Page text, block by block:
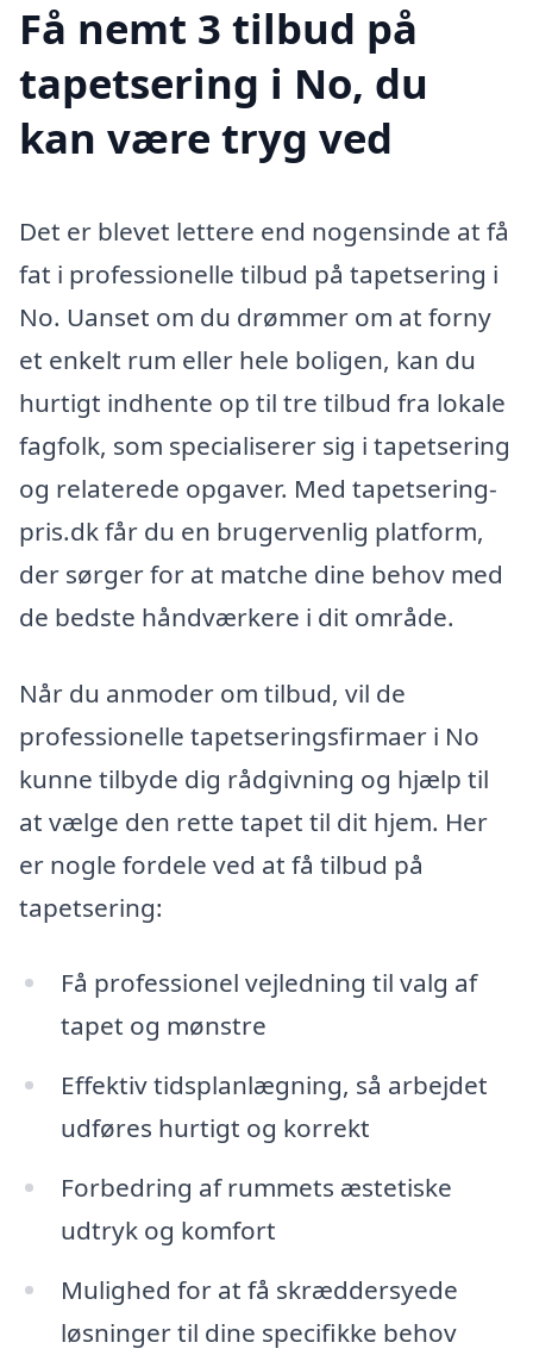
Få nemt 3 tilbud på
tapetsering i No, du
kan være tryg ved
Det er blevet lettere end nogensinde at få
fat i professionelle tilbud på tapetsering i
No. Uanset om du drømmer om at forny
et enkelt rum eller hele boligen, kan du
hurtigt indhente op til tre tilbud fra lokale
fagfolk, som specialiserer sig i tapetsering
og relaterede opgaver. Med tapetsering-
pris.dk får du en brugervenlig platform,
der sørger for at matche dine behov med
de bedste håndværkere i dit område.
Når du anmoder om tilbud, vil de
professionelle tapetseringsfirmaer i No
kunne tilbyde dig rådgivning og hjælp til
at vælge den rette tapet til dit hjem. Her
er nogle fordele ved at få tilbud på
tapetsering:
Få professionel vejledning til valg af
tapet og mønstre
Effektiv tidsplanlægning, så arbejdet
udføres hurtigt og korrekt
Forbedring af rummets æstetiske
udtryk og komfort
Mulighed for at få skræddersyede
løsninger til dine specifikke behov